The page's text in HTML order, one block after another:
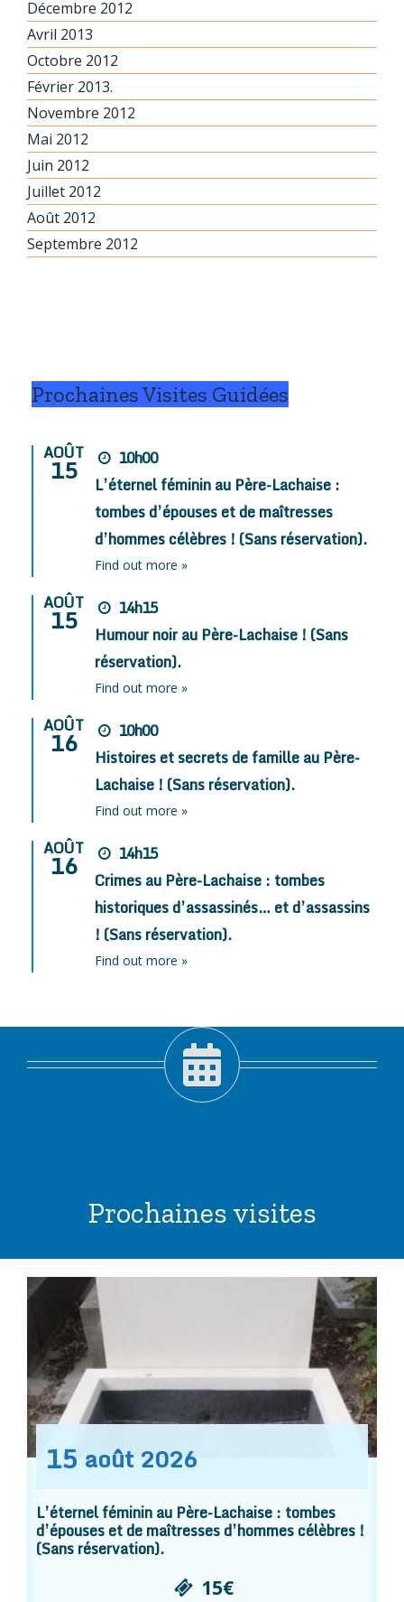
Décembre 2012
Avril 2013
Octobre 2012
Février 2013.
Novembre 2012
Mai 2012
Juin 2012
Juillet 2012
Août 2012
Septembre 2012
Prochaines Visites Guidées
AOÛT
15
10h00
L’éternel féminin au Père-Lachaise :
tombes d’épouses et de maîtresses
d’hommes célèbres ! (Sans réservation).
Find out more »
AOÛT
15
14h15
Humour noir au Père-Lachaise ! (Sans
réservation).
Find out more »
AOÛT
16
10h00
Histoires et secrets de famille au Père-
Lachaise ! (Sans réservation).
Find out more »
AOÛT
16
14h15
Crimes au Père-Lachaise : tombes
historiques d’assassinés… et d’assassins
! (Sans réservation).
Find out more »
Prochaines visites
15 août 2026
L’éternel féminin au Père-Lachaise : tombes
d’épouses et de maîtresses d’hommes célèbres !
(Sans réservation).
15€